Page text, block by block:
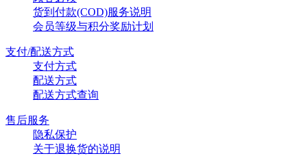
货到付款(COD)服务说明
会员等级与积分奖励计划
支付/配送方式
支付方式
配送方式
配送方式查询
售后服务
隐私保护
关于退换货的说明